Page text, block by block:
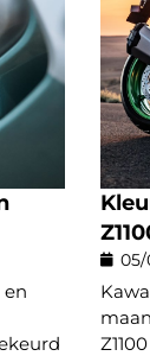
05/